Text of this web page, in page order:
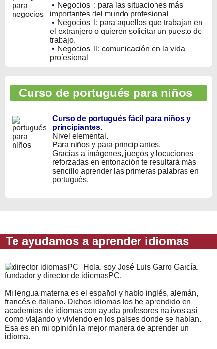
• Negocios I: para las situaciones más
importantes del mundo profesional.
• Negocios II: para aquellos que trabajan en
el extranjero o quieren solicitar un puesto de
trabajo.
• Negocios III: comunicación en la vida
profesional
Curso de portugués para niños
Curso de portugués fácil para niños y
principiantes.
Nivel elemental.
Para niños y para principiantes.
Gracias a imágenes, juegos y locuciones
reforzadas en entonación te resultará más
sencillo aprender las primeras palabras en
portugués.
Te ayudamos a aprender idiomas
Hola, soy José Luis Garro García,
fundador y director de idiomasPC.
Mi lengua materna es el español y hablo inglés, alemán,
francés e italiano. Dichos idiomas los he aprendido en
academias de idiomas con ayuda profesores nativos así
como viajando y viviendo en los paises donde se hablan.
Esa es en mi opinión la mejor manera de aprender un
idioma.